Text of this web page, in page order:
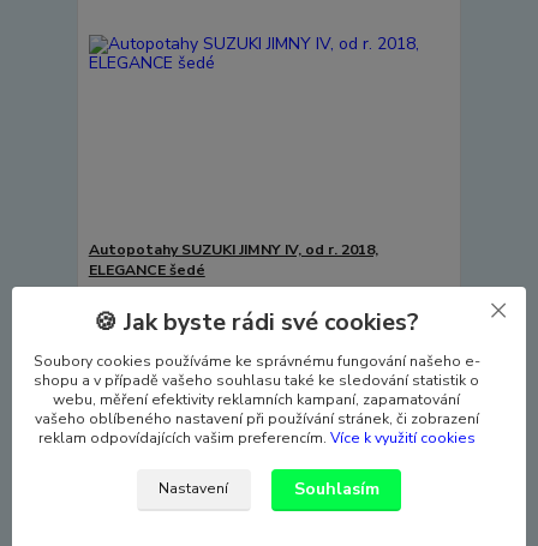
Autopotahy SUZUKI JIMNY IV, od r. 2018,
ELEGANCE šedé
3 298 Kčbez DPH Skladem
Přidat do košíku
TOP produkt
🍪 Jak byste rádi své cookies?
Soubory cookies používáme ke správnému fungování našeho e-
shopu a v případě vašeho souhlasu také ke sledování statistik o
webu, měření efektivity reklamních kampaní, zapamatování
vašeho oblíbeného nastavení při používání stránek, či zobrazení
reklam odpovídajících vašim preferencím. Více k využití cookies
Nastavení Souhlasím